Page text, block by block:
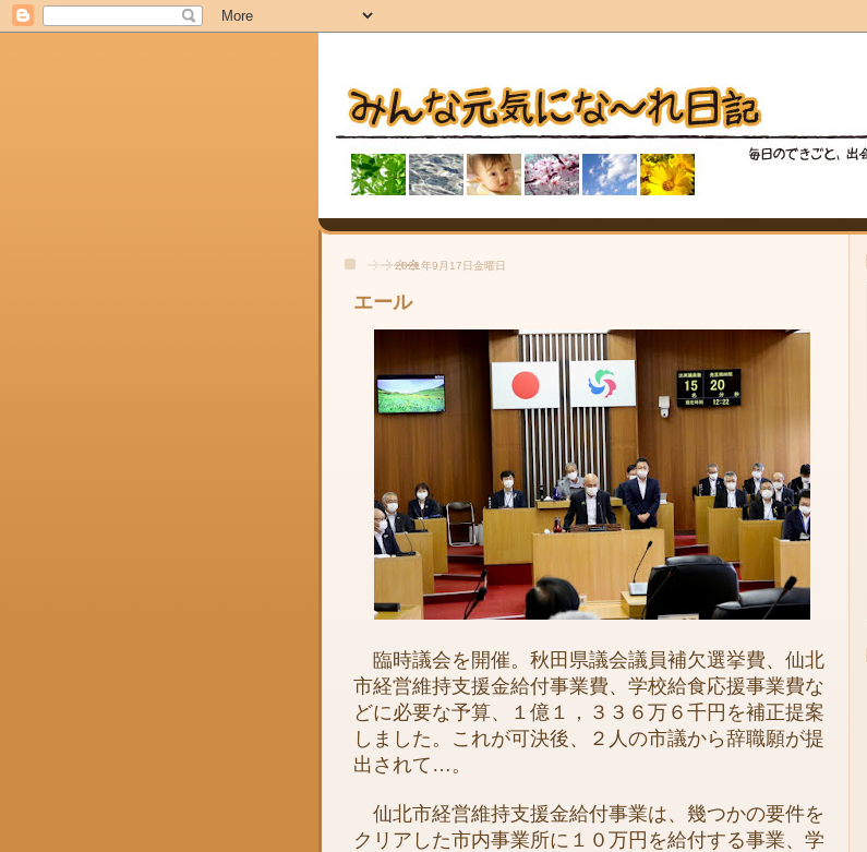
2021年9月17日金曜日
エール
臨時議会を開催。秋田県議会議員補欠選挙費、仙北
市経営維持支援金給付事業費、学校給食応援事業費な
どに必要な予算、１億１，３３６万６千円を補正提案
しました。これが可決後、２人の市議から辞職願が提
出されて…。
仙北市経営維持支援金給付事業は、幾つかの要件を
クリアした市内事業所に１０万円を給付する事業、学